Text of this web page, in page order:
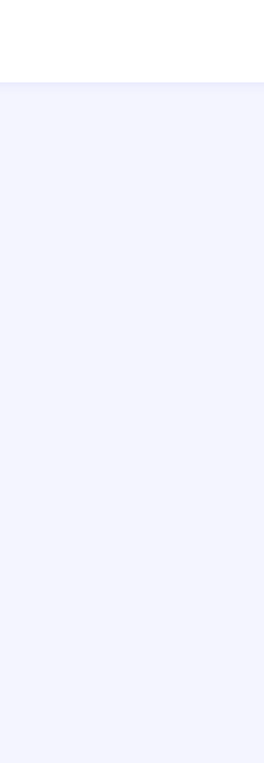
造オペレーター】年収600